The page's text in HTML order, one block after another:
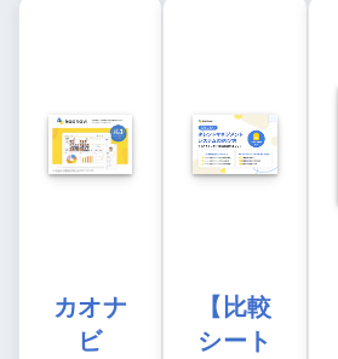
カオナ
ビ
【比較
シート